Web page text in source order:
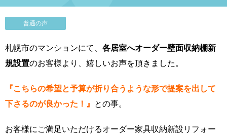
タ
普通の声
札幌市のマンションにて、 各居室へオーダー壁面収納棚新
規設置のお客様より、嬉しいお声を頂きました。
『こちらの希望と予算が折り合うような形で提案を出して
下さるのが良かった！』 との事。
お客様にご満足いただけるオーダー家具収納新設リフォー